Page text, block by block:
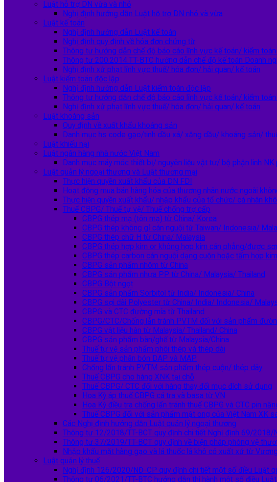
Luật hỗ trợ DN vừa và nhỏ
Nghị định hướng dẫn Luật hỗ trợ DN nhỏ và vừa
Luật kế toán
Nghị định hướng dẫn Luật kế toán
Nghị định quy định về hóa đơn chứng từ
Thông tư hướng dẫn chế độ báo cáo lĩnh vực kế toán/ kiểm
Thông tư 200.2014.TT-BTC hướng dẫn chế độ kế toán Doanh
Nghị định xử phạt lĩnh vực thuế/ hóa đơn/ hải quan/ kế toán
Luật kiểm toán độc lập
Nghị định hướng dẫn Luật kiểm toán độc lập
Thông tư hướng dẫn chế độ báo cáo lĩnh vực kế toán/ kiểm
Nghị định xử phạt lĩnh vực thuế/ hóa đơn/ hải quan/ kế toán
Luật khoáng sản
Quy định về xuất khẩu khoáng sản
Danh mục hs code gạo/tinh dầu xá/ xăng dầu/ khoáng sản/
Luật khiếu nại
Luật ngân hàng nhà nước Việt Nam
Danh mục máy móc thiết bị/ nguyên liệu vật tư/ bộ phận linh NK
Luật quản lý ngoại thương và Luật thương mại
Thực hiện quyền xuất khẩu của DN FDI
Hoạt động mua bán hàng hóa của thương nhân nước ngoài
Thực hiện quyền xuất khẩu/ nhập khẩu của tổ chức/ cá nhân
Thuế CBPG/ Thuế tự vệ/ Thuế chống trợ cấp
CBPG thép mạ (tôn mạ) từ China/ Korea
CBPG thép không gỉ cán nguội từ Taiwan/ Indonesia/
CBPG thép chữ H từ China/ Malaysia
CBPG thép hợp kim or không hợp kim cán phẳng/được
CBPG thép carbon cán nguội dạng cuộn hoặc tấm hợp
CBPG sản phẩm nhôm từ China
CBPG sản phẩm nhựa PP từ China/ Malaysia/ Thailand
CBPG Bột ngọt
CBPG sản phẩm Sorbitol từ India/ Indonesia/ China
CBPG sợi dài Polyester từ China/ India/ Indonesia/
CBPG và CTC đường mía từ Thailand
CBPG/CTC/Chống lẫn tránh PVTM đối với sản phẩm
CBPG vật liệu hàn từ Malaysia/ Thailand/ China
CBPG sản phẩm bàn/ghế từ Malaysia/China
Thuế tự vệ sản phẩm phôi thép và thép dài
Thuế tự vệ phân bón DAP và MAP
Chống lẩn tránh PVTM sản phẩm thép cuộn/ thép dây
Thuế CBPG cho hàng XNK tại chỗ
Thuế CBPG/ CTC đối với hàng thay đổi mục đích sử dụng
Hoa Kỳ áp thuế CBPG cá tra và basa từ VN
Hoa Kỳ điều tra chống lẩn tránh thuế CBPG và CTC pin
Thuế CBPG đối với sản phẩm mật ong của Việt Nam XK
Các Nghị định hướng dẫn Luật quản lý ngoại thương
Thông tư 12/2018/TT-BCT quy định chi tiết Nghị định 69/2018/
Thông tư 37/2019/TT-BCT quy định về biện pháp phòng vệ
Nhập khẩu mặt hàng gạo và lá thuốc lá khô có xuất xứ từ
Luật quản lý thuế
Nghị định 126/2020/NĐ-CP quy định chi tiết một số điều Luật
Thông tư 06/2021/TT-BTC hướng dẫn thi hành một số điều